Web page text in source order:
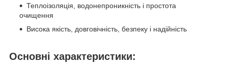
Теплоізоляція, водонепроникність і простота
очищення
Висока якість, довговічність, безпеку і надійність
Основні характеристики: